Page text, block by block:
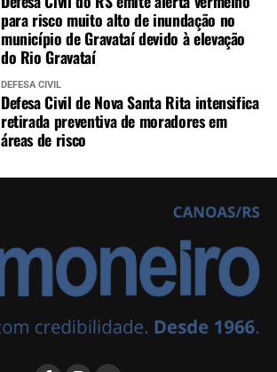
para risco muito alto de inundação no
município de Gravataí devido à elevação
do Rio Gravataí
DEFESA CIVIL
Defesa Civil de Nova Santa Rita intensifica
retirada preventiva de moradores em
áreas de risco